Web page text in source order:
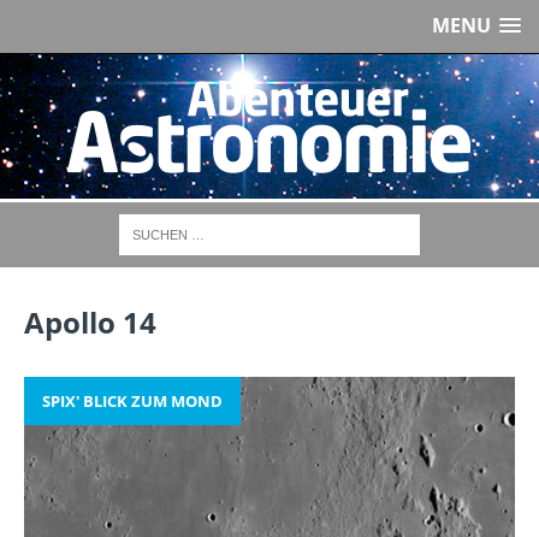
MENU
Apollo 14
SPIX' BLICK ZUM MOND